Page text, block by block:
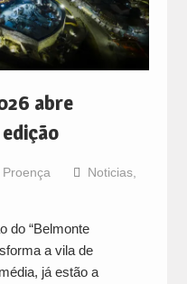
abre
Noticias,
do “Belmonte
a vila de
já estão a